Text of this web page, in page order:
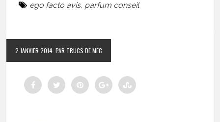
ego facto avis, parfum conseil
2 JANVIER 2014 PAR TRUCS DE MEC